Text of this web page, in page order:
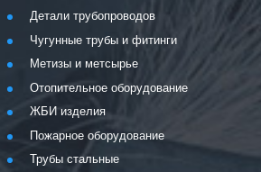
Детали трубопроводов
Чугунные трубы и фитинги
Метизы и метсырье
Отопительное оборудование
ЖБИ изделия
Пожарное оборудование
Трубы стальные